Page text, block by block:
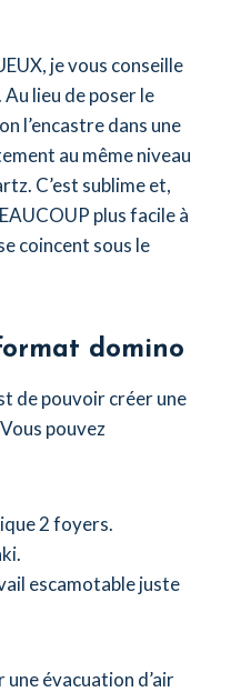
je vous conseille
lieu de poser le
l’encastre dans une
au même niveau
C’est sublime et,
plus facile à
coincent sous le
domino
de pouvoir créer une
pouvez
2 foyers.
escamotable juste
une évacuation d’air